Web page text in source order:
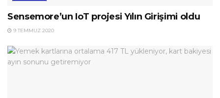
Sensemore’un IoT projesi Yılın Girişimi oldu
9 TEMMUZ 2020